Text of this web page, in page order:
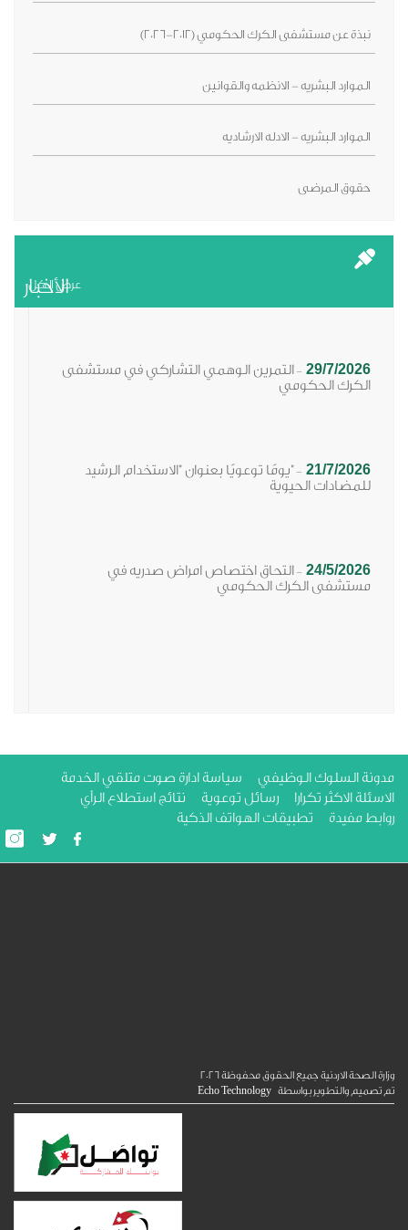
نبذة عن مستشفى الكرك الحكومي (2012-2026)
الموارد البشريه - الانظمه والقوانين
الموارد البشريه - الادله الارشاديه
حقوق المرضى
الأخبار
عرض الكل
29/7/2026
-التمرين الوهمي التشاركي في مستشفى
الكرك الحكومي
21/7/2026
-"يومًا توعويًا بعنوان "الاستخدام الرشيد
للمضادات الحيوية
24/5/2026
-التحاق اختصاص امراض صدريه في
مستشفى الكرك الحكومي
السلوك الوظيفي
سياسة ادارة صوت متلقي الخدمة
الاكثر تكرارا
رسائل توعوية
نتائج استطلاع الرأي
مفيدة
تطبيقات الهواتف الذكية
الصحة الاردنية جميع الحقوق محفوظة2026
والتطوير بواسطة Echo Technology